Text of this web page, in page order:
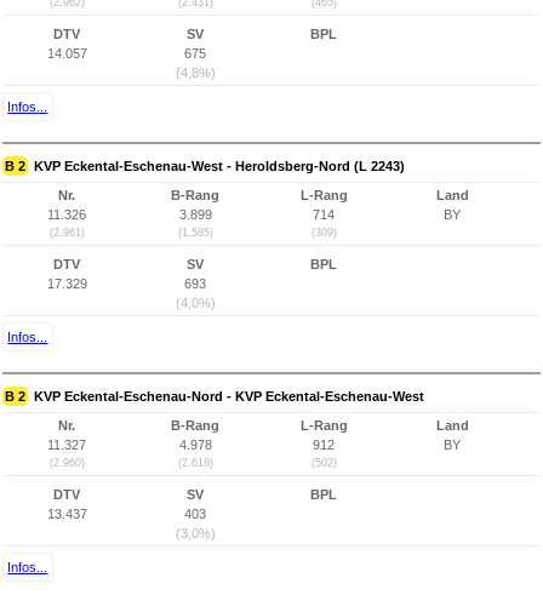
(2.962) (2.431) (465)
DTV
14.057
SV
675
(4,8%)
BPL
Infos...
B 2 KVP Eckental-Eschenau-West - Heroldsberg-Nord (L 2243)
Nr.
11.326
(2.961)
B-Rang
3.899
(1.585)
L-Rang
714
(309)
Land
BY
DTV
17.329
SV
693
(4,0%)
BPL
Infos...
B 2 KVP Eckental-Eschenau-Nord - KVP Eckental-Eschenau-West
Nr.
11.327
(2.960)
B-Rang
4.978
(2.618)
L-Rang
912
(502)
Land
BY
DTV
13.437
SV
403
(3,0%)
BPL
Infos...